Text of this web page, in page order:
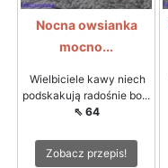
Nocna owsianka
mocno...
Wielbiciele kawy niech
podskakują radośnie bo...
⇖ 64
Zobacz przepis!